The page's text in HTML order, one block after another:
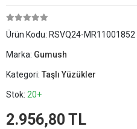
Ürün Kodu: RSVQ24-MR11001852
Marka: Gumush
Kategori: Taşlı Yüzükler
Stok: 20+
2.956,80 TL